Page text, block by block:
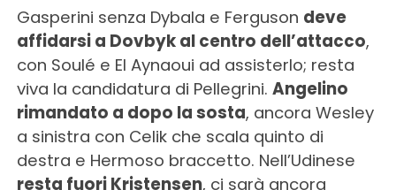
Gasperini senza Dybala e Ferguson deve
affidarsi a Dovbyk al centro dell’attacco,
con Soulé e El Aynaoui ad assisterlo; resta
viva la candidatura di Pellegrini. Angelino
rimandato a dopo la sosta, ancora Wesley
a sinistra con Celik che scala quinto di
destra e Hermoso braccetto. Nell’Udinese
resta fuori Kristensen, ci sarà ancora